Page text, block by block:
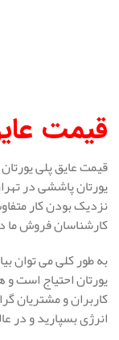
قیمت
یورتان پاششی در
نزدیک بودن کار
کارشناسان فروش ما
یورتان احتیاج است
کاربران و مشتریان
انرژی بسپارید و در